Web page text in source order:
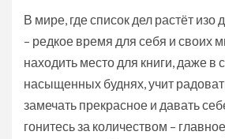
В мире, где список дел растёт изо
– редкое время для себя и своих
находить место для книги, даже в
насыщенных буднях, учит
замечать прекрасное и давать
гонитесь за количеством –